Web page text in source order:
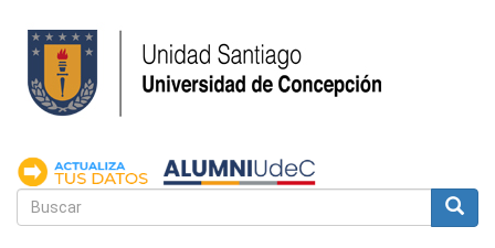
contenido
principal
FORMULARIO